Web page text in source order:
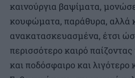
καινούργια βαψίματα,
κουφώματα, παράθυρα, αλλά
ανακατασκευασμένα, έτσι
περισσότερο καιρό
και ποδόσφαιρο και λιγότερο